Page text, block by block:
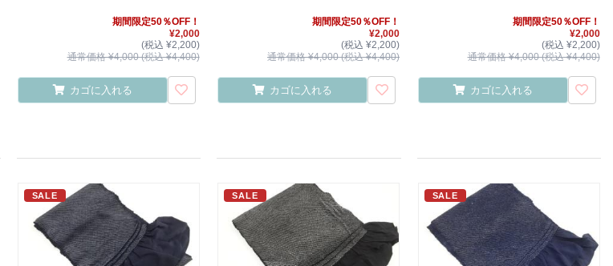
期間限定50％OFF！
¥2,000
(税込 ¥2,200)
通常価格 ¥4,000 (税込 ¥4,400)
カゴに入れる
期間限定50％OFF！
¥2,000
(税込 ¥2,200)
通常価格 ¥4,000 (税込 ¥4,400)
カゴに入れる
期間限定50％OFF！
¥2,000
(税込 ¥2,200)
通常価格 ¥4,000 (税込 ¥4,400)
カゴに入れる
SALE SALE SALE